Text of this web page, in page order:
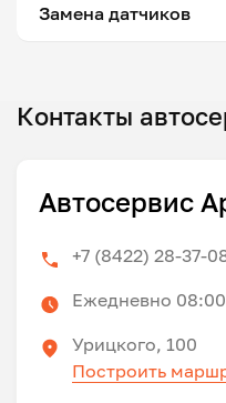
Замена датчиков
Контакты
Автосервис
+7 (8422) 28-37-
Ежедневно
Урицкого, 100
Построить